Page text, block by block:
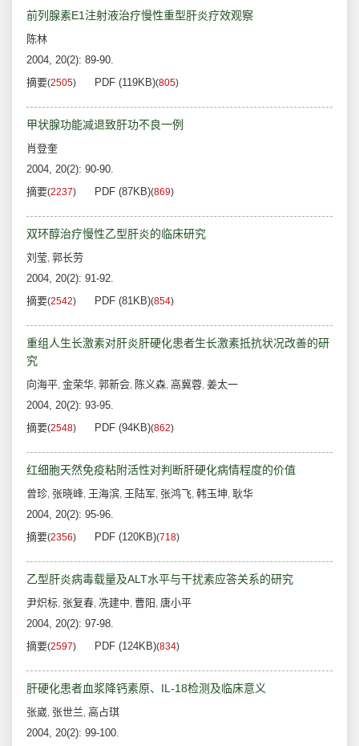
前列腺素E1注射液治疗慢性重型肝炎疗效观察
陈林
2004, 20(2): 89-90.
摘要(2505) PDF (119KB)(805)
甲状腺功能减退致肝功不良一例
肖登奎
2004, 20(2): 90-90.
摘要(2237) PDF (87KB)(869)
双环醇治疗慢性乙型肝炎的临床研究
刘莹, 郭长劳
2004, 20(2): 91-92.
摘要(2542) PDF (81KB)(854)
重组人生长激素对肝炎肝硬化患者生长激素抵抗状况改善的研
究
向海平, 金荣华, 郭新会, 陈义森, 高冀蓉, 姜太一
2004, 20(2): 93-95.
摘要(2548) PDF (94KB)(862)
红细胞天然免疫粘附活性对判断肝硬化病情程度的价值
曾珍, 张晓峰, 王海滨, 王陆军, 张鸿飞, 韩玉坤, 耿华
2004, 20(2): 95-96.
摘要(2356) PDF (120KB)(718)
乙型肝炎病毒载量及ALT水平与干扰素应答关系的研究
尹炽标, 张复春, 冼建中, 曹阳 , 唐小平
2004, 20(2): 97-98.
摘要(2597) PDF (124KB)(834)
肝硬化患者血浆降钙素原、IL-18检测及临床意义
张崴, 张世兰, 高占琪
2004, 20(2): 99-100.